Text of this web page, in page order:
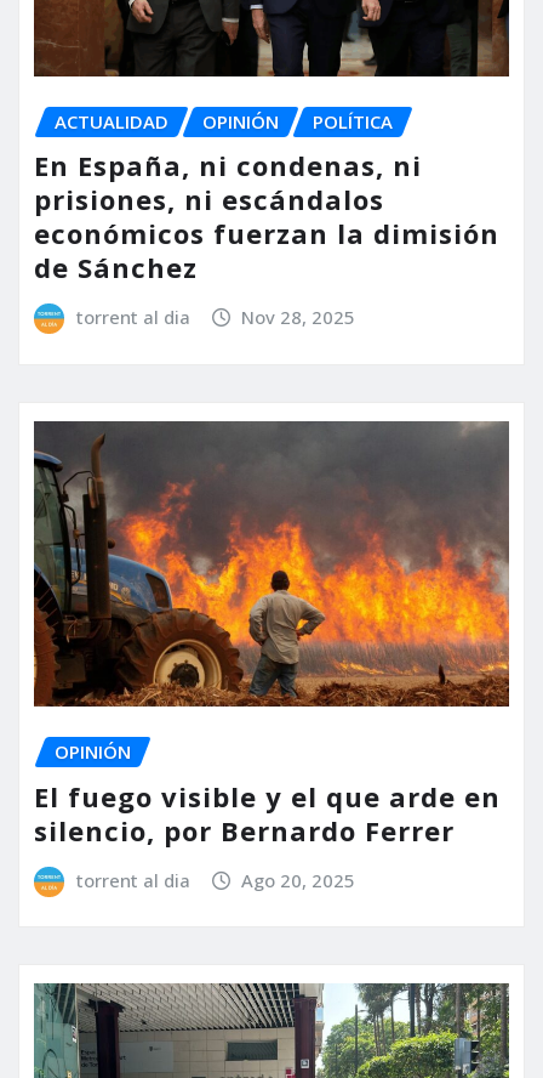
ACTUALIDAD OPINIÓN POLÍTICA
En España, ni condenas, ni
prisiones, ni escándalos
económicos fuerzan la dimisión
de Sánchez
torrent al dia Nov 28, 2025
OPINIÓN
El fuego visible y el que arde en
silencio, por Bernardo Ferrer
torrent al dia Ago 20, 2025